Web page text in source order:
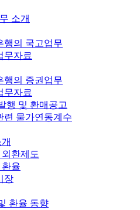
소개
행의 국고업무
무자료
행의 증권업무
무자료
행 및 환매공고
련 물가연동계수
환제도
율
장
환율 동향